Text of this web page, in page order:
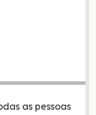
as pessoas